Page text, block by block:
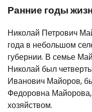
Ранние годы
Николай Петрович
года в небольшом
губернии. В семье
Николай был
Иванович Майоров,
Федоровна
хозяйством.